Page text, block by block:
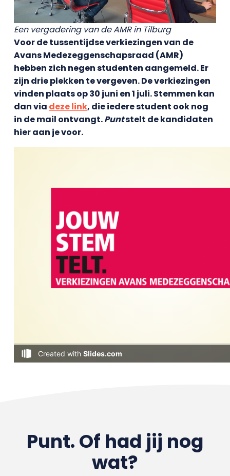
Een vergadering van de AMR in Tilburg
Voor de tussentijdse verkiezingen van de
Avans Medezeggenschapsraad (AMR)
hebben zich negen studenten aangemeld. Er
zijn drie plekken te vergeven. De verkiezingen
vinden plaats op 30 juni en 1 juli. Stemmen kan
dan via deze link, die iedere student ook nog
in de mail ontvangt.Puntstelt de kandidaten
hier aan je voor.
Punt. Of had jij nog
wat?